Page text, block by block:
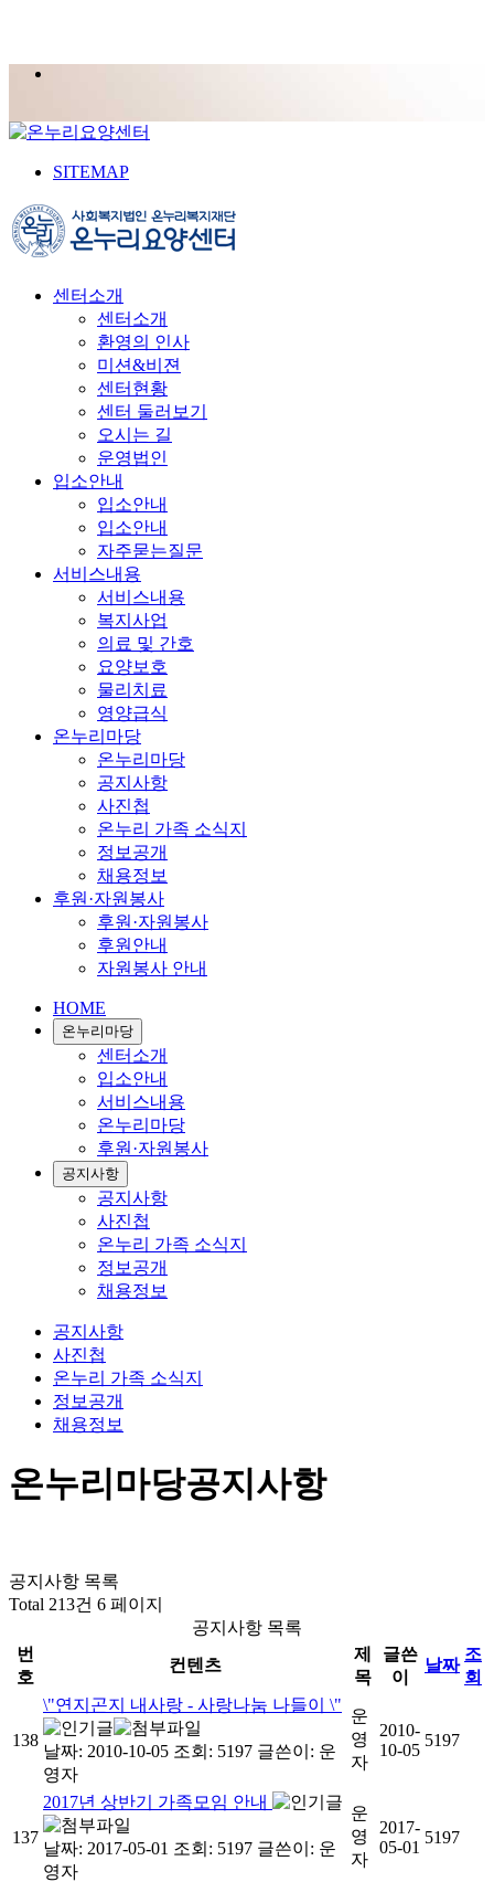
SITEMAP
센터소개
센터소개
환영의 인사
미션&비젼
센터현황
센터 둘러보기
오시는 길
운영법인
입소안내
입소안내
입소안내
자주묻는질문
서비스내용
서비스내용
복지사업
의료 및 간호
요양보호
물리치료
영양급식
온누리마당
온누리마당
공지사항
사진첩
온누리 가족 소식지
정보공개
채용정보
후원·자원봉사
후원·자원봉사
후원안내
자원봉사 안내
HOME
온누리마당
센터소개
입소안내
서비스내용
온누리마당
후원·자원봉사
공지사항
공지사항
사진첩
온누리 가족 소식지
정보공개
채용정보
공지사항
사진첩
온누리 가족 소식지
정보공개
채용정보
온누리마당공지사항
공지사항 목록
Total 213건 6 페이지
공지사항 목록
번
호
컨텐츠
제
목
글쓴
이
날짜
조
회
138
\"연지곤지 내사랑 - 사랑나눔 나들이 \"
날짜: 2010-10-05 조회: 5197 글쓴이: 운
영자
운
영
자
2010-
10-05
5197
137
2017년 상반기 가족모임 안내
날짜: 2017-05-01 조회: 5197 글쓴이: 운
영자
운
영
자
2017-
05-01
5197